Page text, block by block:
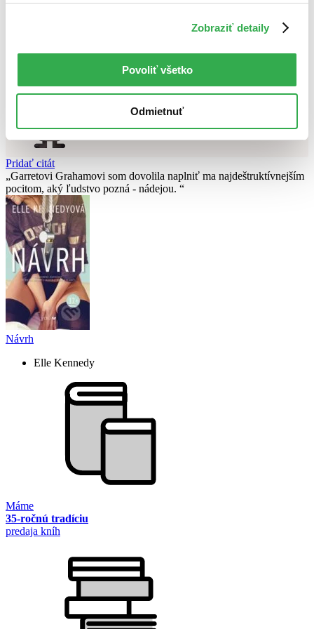
Zobraziť detaily
Povoliť všetko
Odmietnuť
Použité filtre
čítané - mierne opotrebované
Skúste prosím zmeniť vyhľadávaný výraz.
Náš pomocník Sherlock vám ju s radosťou vypátra!
Knihomoľský pomocník
Pridať citát
Garretovi Grahamovi som dovolila naplniť ma najdeštruktívnejším
pocitom, aký ľudstvo pozná - nádejou.
Návrh
Elle Kennedy
Máme
35-ročnú tradíciu
predaja kníh